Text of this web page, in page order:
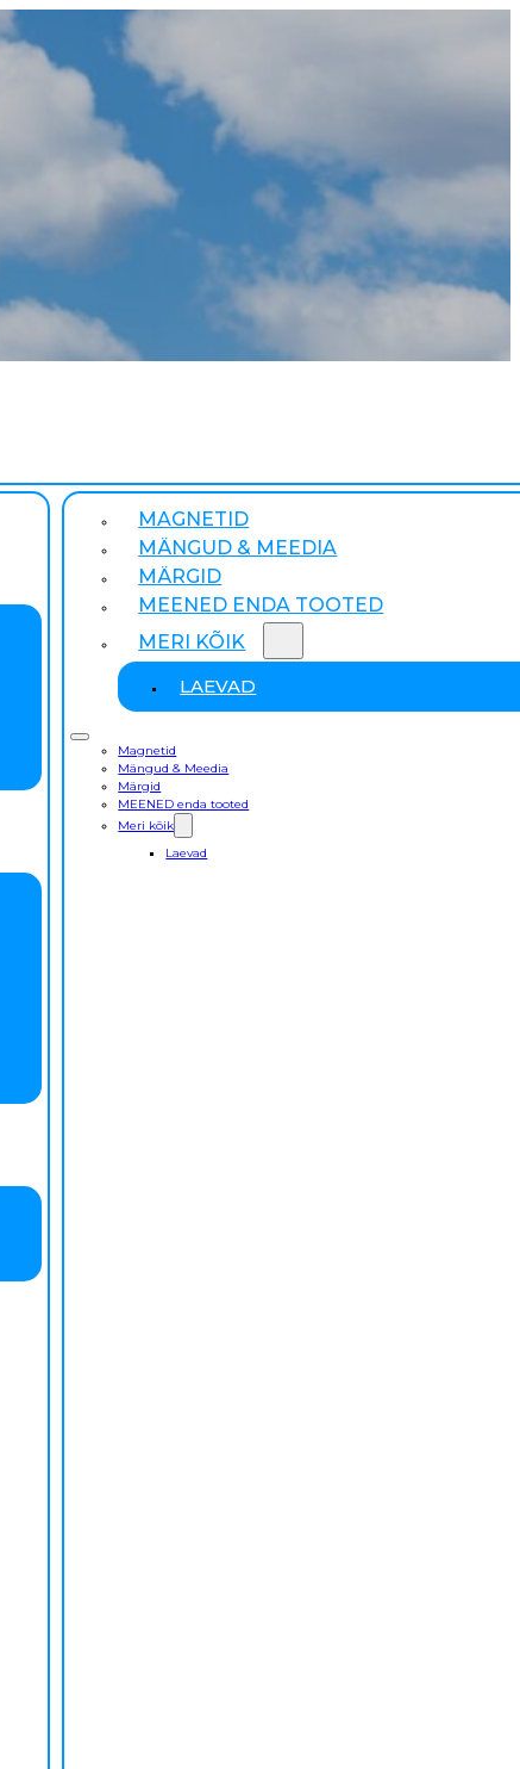
MAGNETID
MÄNGUD & MEEDIA
MÄRGID
MEENED ENDA TOOTED
MERI KÕIK
LAEVAD
Magnetid
Mängud & Meedia
Märgid
MEENED enda tooted
Meri kõik
Laevad